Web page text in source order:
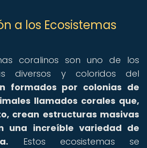
a los Ecosistemas
coralinos son uno de los
diversos y coloridos del
formados por colonias de
llamados corales que,
crean estructuras masivas
una increíble variedad de
Estos ecosistemas se